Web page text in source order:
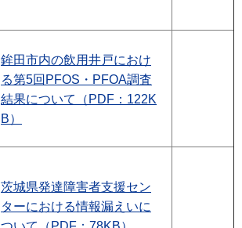
鉾田市内の飲用井戸におけ
る第5回PFOS・PFOA調査
結果について（PDF：122K
B）
茨城県発達障害者支援セン
ターにおける情報漏えいに